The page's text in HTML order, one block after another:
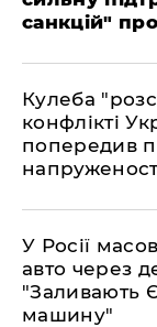
санкцій"
Кулеба
конфлікті
попередив
У Росії
авто через
"Заливають
машину"